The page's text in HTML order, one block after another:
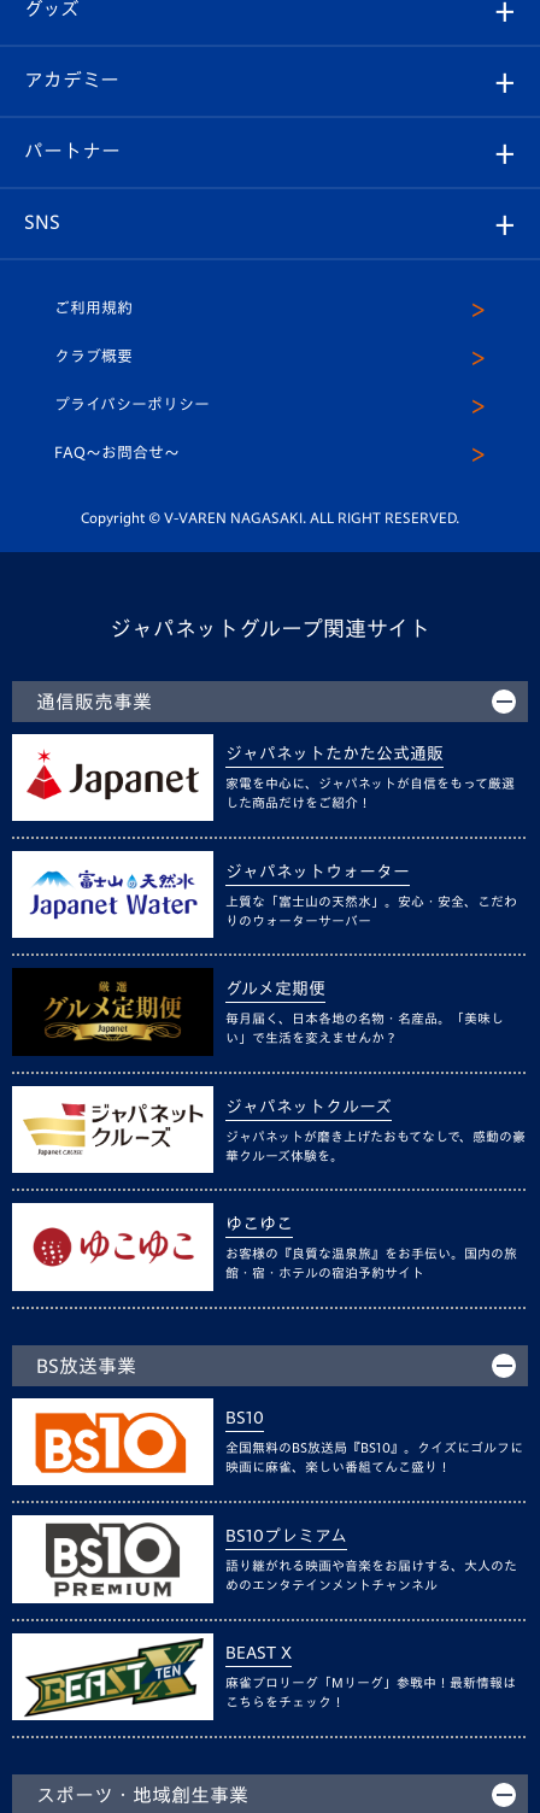
チケット
イベント
メディア
ホームタウン
スタッフプロフィール
マスコット紹介
平和祈念活動
ホームタウン活動
Revive Team
ヴィヴィくんの長崎おもてなしガイド
フォトギャラリー
スタジアムグルメ
V-LOVERS（ファンクラブ）
プレイヤーズスイート
グッズ
オンラインショップ
店舗情報
アカデミー
育成からのお知らせ
U-18
スクール
パートナー
SNS
ヴィヴィくんインスタグラム
公式LINE＠
ご利用規約
クラブ概要
プライバシーポリシー
FAQ〜お問合せ〜
Copyright © V-VAREN NAGASAKI. ALL RIGHT RESERVED.
ジャパネットグループ関連サイト
通信販売事業
ジャパネットたかた公式通販
家電を中心に、ジャパネットが自信をもって厳選
した商品だけをご紹介！
ジャパネットウォーター
上質な「富士山の天然水」。安心・安全、こだわ
りのウォーターサーバー
グルメ定期便
毎月届く、日本各地の名物・名産品。「美味し
い」で生活を変えませんか？
ジャパネットクルーズ
ジャパネットが磨き上げたおもてなしで、感動の豪
華クルーズ体験を。
ゆこゆこ
お客様の『良質な温泉旅』をお手伝い。国内の旅
館・宿・ホテルの宿泊予約サイト
BS放送事業
BS10
全国無料のBS放送局『BS10』。クイズにゴルフに
映画に麻雀、楽しい番組てんこ盛り！
BS10プレミアム
語り継がれる映画や音楽をお届けする、大人のた
めのエンタテインメントチャンネル
BEAST X
麻雀プロリーグ「Mリーグ」参戦中！最新情報は
こちらをチェック！
スポーツ・地域創生事業